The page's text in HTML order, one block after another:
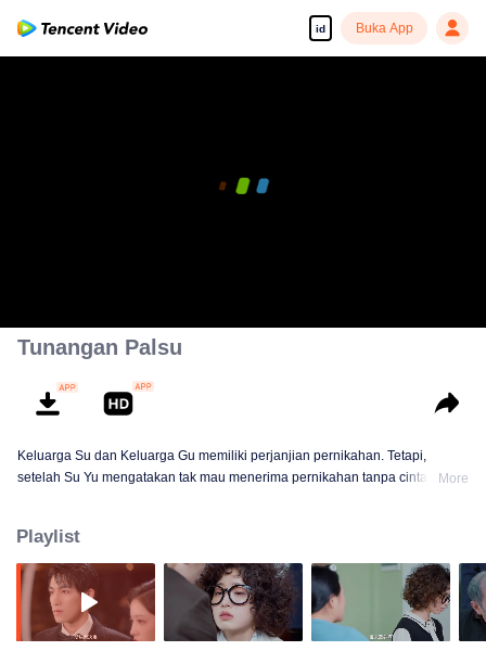
id Buka App
Tunangan Palsu
Keluarga Su dan Keluarga Gu memiliki perjanjian pernikahan. Tetapi,
setelah Su Yu mengatakan tak mau menerima pernikahan tanpa cinta
permintaan pada cucunya: temukan Gu Manman. Setelah mencari, Su Yu
tak sengaja bertemu Qiao Mai yang mirip Gu Manman. Su Yu lantas
memintanya bertemu dengan sang kakek, membujuk sang lelaki tua
menjalani pengobatan, dan pura-pura jadi sepasang kekasih.
More
Playlist